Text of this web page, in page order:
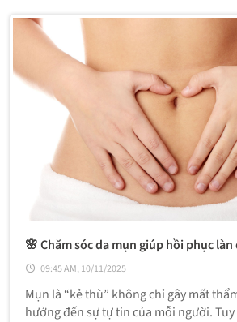
🌸 Chăm sóc da mụn giúp hồi phục làn
09:45 AM, 10/11/2025
Mụn là “kẻ thù” không chỉ gây mất
hưởng đến sự tự tin của mỗi người.